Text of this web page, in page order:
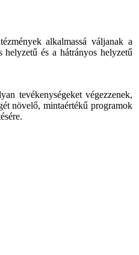
alkalmassá váljanak a
helyzetű és a hátrányos helyzetű
tevékenységeket végezzenek,
növelő, mintaértékű programok